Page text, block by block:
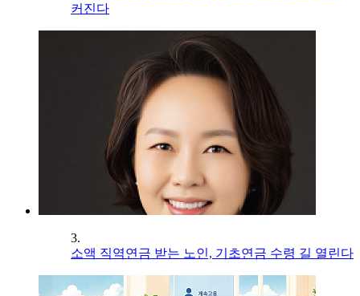
커진다
3.
소액 직역연금 받는 노인, 기초연금 수령 길 열린다